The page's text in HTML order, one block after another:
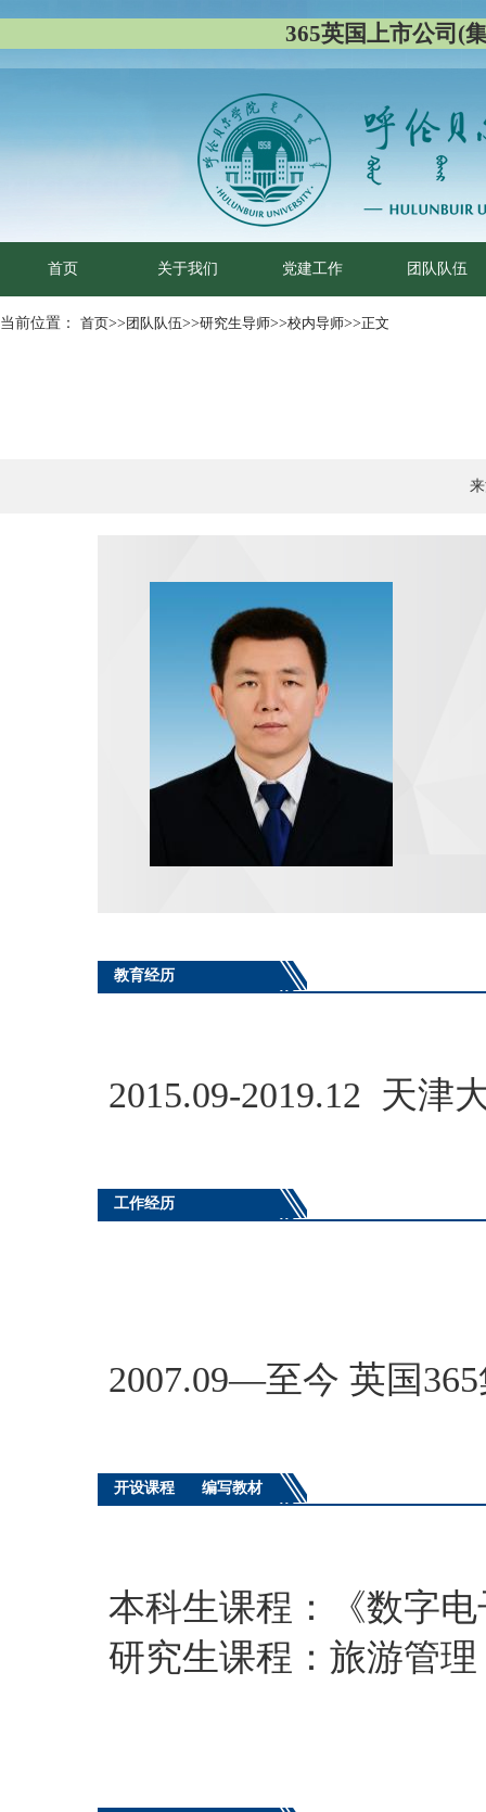
365英国上市公司(
首页 关于我们 党建工作 团队队伍
当前位置： 首页>> 团队队伍>>研究生导师>>校内导师>>正文
教育经历
2015.09-2019.12 天津
工作经历
2007.09—至今 英国
开设课程 编写教材
本科生课程：《数字
研究生课程：旅游管